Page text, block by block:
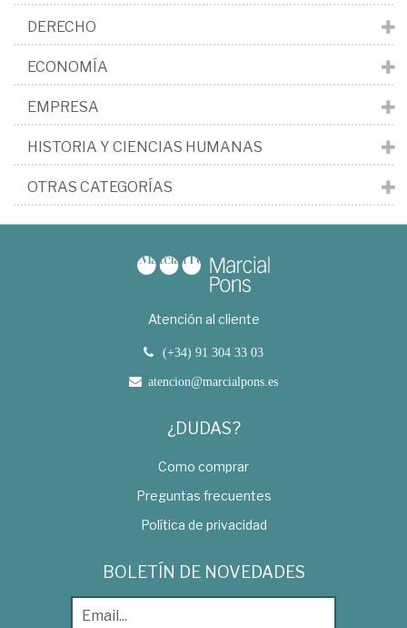
DERECHO
ECONOMÍA
EMPRESA
HISTORIA Y CIENCIAS HUMANAS
OTRAS CATEGORÍAS
Atención al cliente
(+34) 91 304 33 03
atencion@marcialpons.es
¿DUDAS?
Como comprar
Preguntas frecuentes
Política de privacidad
BOLETÍN DE NOVEDADES